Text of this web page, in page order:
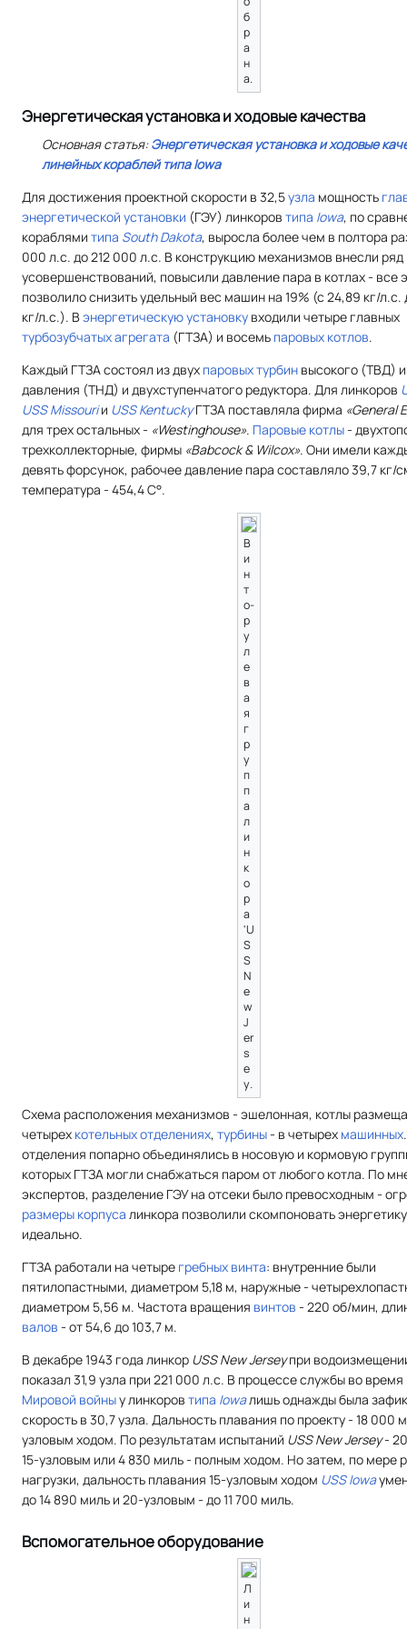
б
р
а
н
а.
Энергетическая установка и ходовые качества
Основная статья:Энергетическая установка и ходовые
линейных кораблей типа Iowa
Для достижения проектной скорости в 32,5узла мощность
энергетической установки (ГЭУ) линкоров типа Iowa, по
кораблями типа South Dakota, выросла более чем в полтора
000 л.с. до 212 000 л.с. В конструкцию механизмов внесли ряд
усовершенствований, повысили давление пара в котлах - все
позволило снизить удельный вес машин на 19% (с 24,89 кг/
кг/л.с.). Вэнергетическую установку входили четыре главных
турбозубчатых агрегата (ГТЗА) и восемь паровых котлов.
Каждый ГТЗА состоял из двух паровых турбин высокого (ТВД)
давления (ТНД) и двухступенчатого редуктора. Для линкоров
USS Missouriи USS KentuckyГТЗА поставляла фирма «General
для трех остальных - «Westinghouse». Паровые котлы-
трехколлекторные, фирмы «Babcock & Wilcox». Они имели
девять форсунок, рабочее давление пара составляло 39,7 кг/
температура - 454,4 С°.
В
и
н
т
о-
р
у
л
е
в
а
я
г
р
у
п
п
а
л
и
н
к
о
р
а
'U
S
S
N
e
w
J
er
s
e
y.
Схема расположения механизмов - эшелонная, котлы
четырех котельных отделениях, турбины- в четырех машинных
отделения попарно объединялись в носовую и кормовую
которых ГТЗА могли снабжаться паром от любого котла. По
экспертов, разделение ГЭУ на отсеки было превосходным -
размеры корпуса линкора позволили скомпоновать
идеально.
ГТЗА работали на четыре гребных винта: внутренние были
пятилопастными, диаметром 5,18 м, наружные -
диаметром 5,56 м. Частота вращения винтов - 220 об/мин,
валов - от 54,6 до 103,7 м.
В декабре 1943 года линкор USS New Jerseyпри
показал 31,9 узла при 221 000 л.с. В процессе службы во время
Мировой войныу линкоров типа Iowaлишь однажды была
скорость в 30,7 узла. Дальность плавания по проекту - 18 000
узловым ходом. По результатам испытаний USS New Jersey-
15-узловым или 4 830 миль - полным ходом. Но затем, по мере
нагрузки, дальность плавания 15-узловым ходом USS Iowa
до 14 890 миль и 20-узловым - до 11 700 миль.
Вспомогательное оборудование
Л
и
н